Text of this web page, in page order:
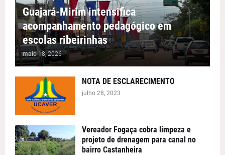
Guajará-Mirim intensifica
acompanhamento pedagógico em
escolas ribeirinhas
maio 18, 2026
NOTA DE ESCLARECIMENTO
julho 28, 2023
Vereador Fogaça cobra limpeza e
projeto de drenagem para canal no
bairro Castanheira